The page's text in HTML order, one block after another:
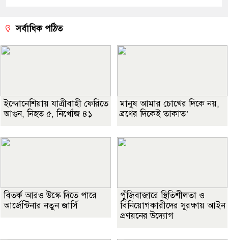
সর্বাধিক পঠিত
ইন্দোনেশিয়ায় যাত্রীবাহী ফেরিতে
আগুন, নিহত ৫, নিখোঁজ ৪১
মানুষ আমার চোখের দিকে নয়,
ব্রণের দিকেই তাকাত’
বিতর্ক আরও উস্কে দিতে পারে
আর্জেন্টিনার নতুন জার্সি
পুঁজিবাজারে স্থিতিশীলতা ও
বিনিয়োগকারীদের সুরক্ষায় আইন
প্রণয়নের উদ্যোগ